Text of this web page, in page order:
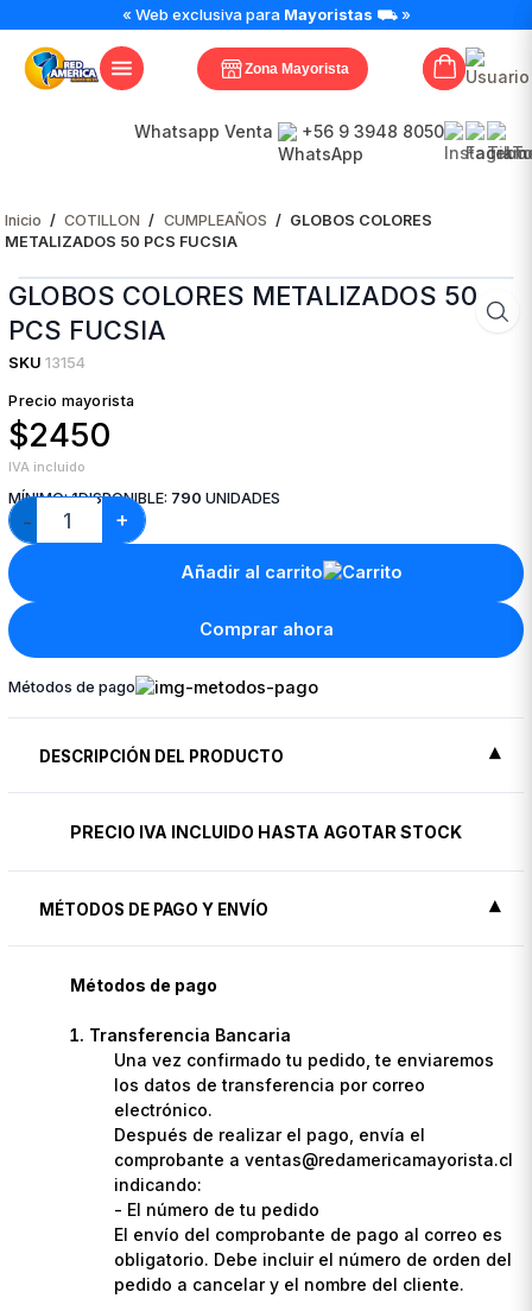
« Web exclusiva para Mayoristas ⛟ »
Zona Mayorista
Whatsapp Venta +56 9 3948 8050
Inicio / COTILLON / CUMPLEAÑOS / GLOBOS COLORES
METALIZADOS 50 PCS FUCSIA
GLOBOS COLORES METALIZADOS 50
PCS FUCSIA
SKU 13154
Precio mayorista
$2450
IVA incluido
MÍNIMO:1DISPONIBLE: 790 UNIDADES
−
COLORES
METALIZADOS
50
+
Añadir al carrito
Comprar ahora
Métodos de pago
DESCRIPCIÓN DEL PRODUCTO
PRECIO IVA INCLUIDO HASTA AGOTAR STOCK
MÉTODOS DE PAGO Y ENVÍO
Métodos de pago
Transferencia Bancaria
Una vez confirmado tu pedido, te enviaremos
los datos de transferencia por correo
electrónico.
Después de realizar el pago, envía el
comprobante a ventas@redamericamayorista.cl
indicando:
- El número de tu pedido
El envío del comprobante de pago al correo es
obligatorio. Debe incluir el número de orden del
pedido a cancelar y el nombre del cliente.